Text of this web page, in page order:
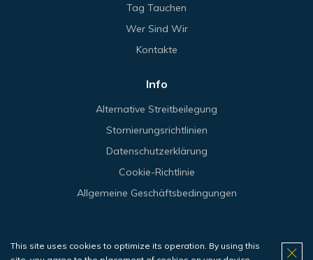
Tag Tauchen
Wer Sind Wir
Kontakte
Info
Alternative Streitbeilegung
Stornierungsrichtlinien
Datenschutzerklärung
Cookie-Richtlinie
Allgemeine Geschäftsbedingungen
© 2026 Haliotis.
This site uses cookies to optimize its operation. By using this